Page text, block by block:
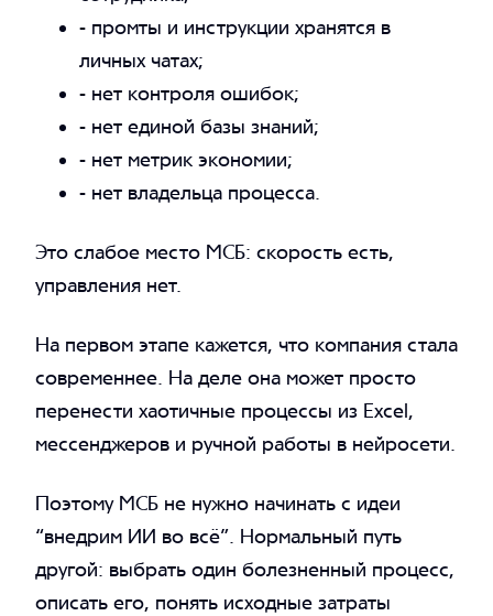
- промты и инструкции хранятся в
личных чатах;
- нет контроля ошибок;
- нет единой базы знаний;
- нет метрик экономии;
- нет владельца процесса.
Это слабое место МСБ: скорость есть,
управления нет.
На первом этапе кажется, что компания стала
современнее. На деле она может просто
перенести хаотичные процессы из Excel,
мессенджеров и ручной работы в нейросети.
Поэтому МСБ не нужно начинать с идеи
“внедрим ИИ во всё”. Нормальный путь
другой: выбрать один болезненный процесс,
описать его, понять исходные затраты